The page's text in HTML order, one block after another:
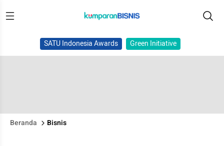
SATU Indonesia Awards Green Initiative
Beranda Bisnis